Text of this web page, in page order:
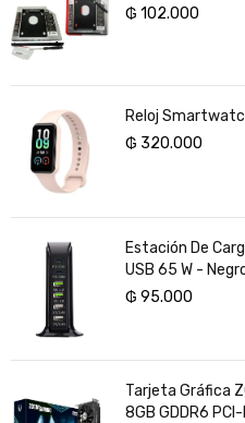
₲ 102.000
Reloj
₲ 320.000
Estación De
USB 65 W -
₲ 95.000
Tarjeta Gráfica
8GB GDDR6